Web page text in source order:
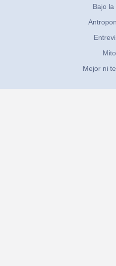
Bajo la
Mejor ni